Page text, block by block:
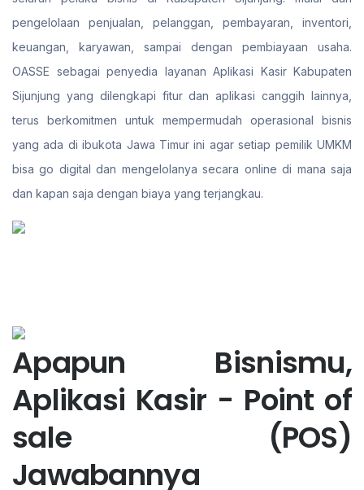
pengelolaan penjualan, pelanggan, pembayaran, inventori,
keuangan, karyawan, sampai dengan pembiayaan usaha.
OASSE sebagai penyedia layanan Aplikasi Kasir Kabupaten
Sijunjung yang dilengkapi fitur dan aplikasi canggih lainnya,
terus berkomitmen untuk mempermudah operasional bisnis
yang ada di ibukota Jawa Timur ini agar setiap pemilik UMKM
bisa go digital dan mengelolanya secara online di mana saja
dan kapan saja dengan biaya yang terjangkau.
Apapun Bisnismu,
Aplikasi Kasir - Point of
sale (POS)
Jawabannya